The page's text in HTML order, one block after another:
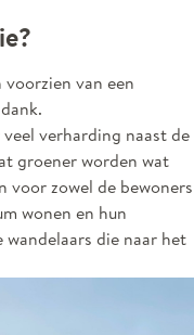
van een
verharding naast de
groener worden wat
voor zowel de bewoners
wonen en hun
die naar het